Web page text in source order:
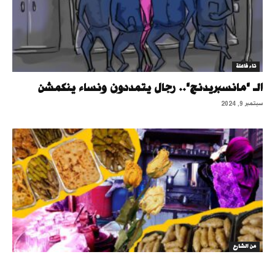
تاء فاعلة
الـ "مانسبريدنج".. رجال يتمددون ونساء ينكمشن
سبتمبر 9, 2024
من الشارع